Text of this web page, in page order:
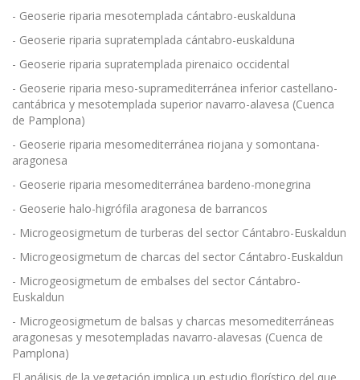
- Geoserie riparia mesotemplada cántabro-euskalduna
- Geoserie riparia supratemplada cántabro-euskalduna
- Geoserie riparia supratemplada pirenaico occidental
- Geoserie riparia meso-supramediterránea inferior castellano-
cantábrica y mesotemplada superior navarro-alavesa (Cuenca
de Pamplona)
- Geoserie riparia mesomediterránea riojana y somontana-
aragonesa
- Geoserie riparia mesomediterránea bardeno-monegrina
- Geoserie halo-higrófila aragonesa de barrancos
- Microgeosigmetum de turberas del sector Cántabro-Euskaldun
- Microgeosigmetum de charcas del sector Cántabro-Euskaldun
- Microgeosigmetum de embalses del sector Cántabro-
Euskaldun
- Microgeosigmetum de balsas y charcas mesomediterráneas
aragonesas y mesotempladas navarro-alavesas (Cuenca de
Pamplona)